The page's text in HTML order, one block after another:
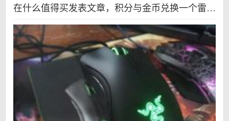
在什么值得买发表文章，积分与金币兑换一个雷蛇鼠标